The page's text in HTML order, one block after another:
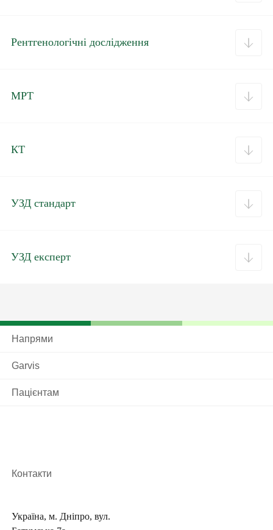
Рентгенологічні дослідження
МРТ
КТ
УЗД стандарт
УЗД експерт
Напрями
Garvis
Пацієнтам
Контакти
Україна, м. Дніпро, вул.